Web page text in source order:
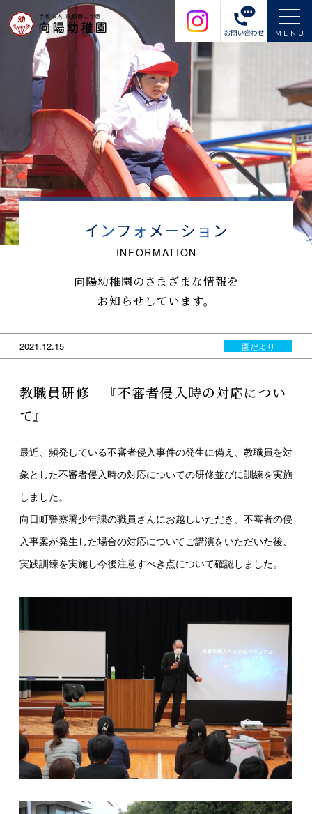
MENU
向陽幼稚園のさまざまな情報を
お知らせしています。
教職員研修 『不審者侵入時の対応につい
て』
2021.12.15 園だより
最近、頻発している不審者侵入事件の発生に備え、教職員を対
象とした不審者侵入時の対応についての研修並びに訓練を実施
しました。
向日町警察署少年課の職員さんにお越しいただき、不審者の侵
入事案が発生した場合の対応についてご講演をいただいた後、
実践訓練を実施し今後注意すべき点について確認しました。